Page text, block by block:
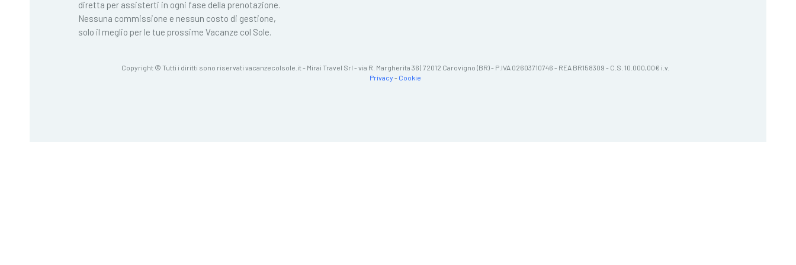
diretta per assisterti in ogni fase della prenotazione.
Nessuna commissione e nessun costo di gestione,
solo il meglio per le tue prossime Vacanze col Sole.
Copyright © Tutti i diritti sono riservati vacanzecolsole.it - Mirai Travel Srl - via R. Margherita 36 | 72012 Carovigno (BR) - P.IVA 02603710746 - REA BR158309 - C.S. 10.000,00€ i.v.
Privacy - Cookie